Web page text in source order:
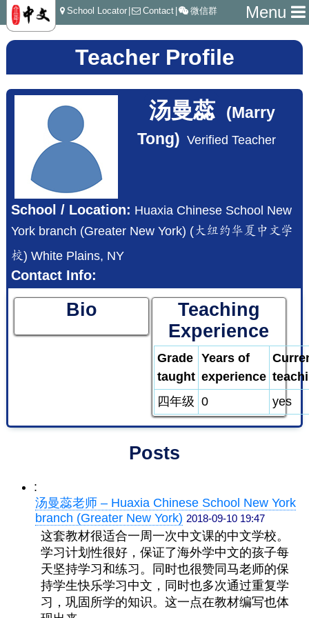
Menu
School Locator Contact 微信群
Teacher Profile
汤曼蕊
(Marry
Tong) Verified Teacher
School / Location: Huaxia Chinese School New
York branch (Greater New York) (大纽约华夏中文学
校) White Plains, NY
Contact Info:
Bio
Teaching
Experience
Grade
taught
Years of
experience
四年级 0 yes
Posts
:
汤曼蕊老师 – Huaxia Chinese School New York
branch (Greater New York) 2018-09-10 19:47
这套教材很适合一周一次中文课的中文学校。
学习计划性很好，保证了海外学中文的孩子每
天坚持学习和练习。同时也很赞同马老师的保
持学生快乐学习中文，同时也多次通过重复学
习，巩固所学的知识。这一点在教材编写也体